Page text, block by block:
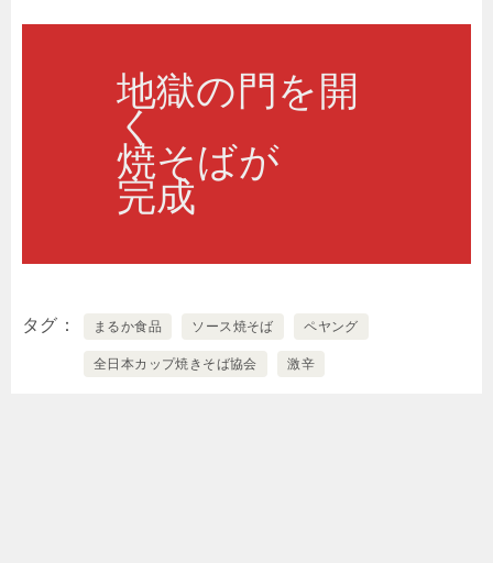
地獄の門を開
く
焼そばが
完成
タグ まるか食品 ソース焼そば ペヤング
全日本カップ焼きそば協会 激辛